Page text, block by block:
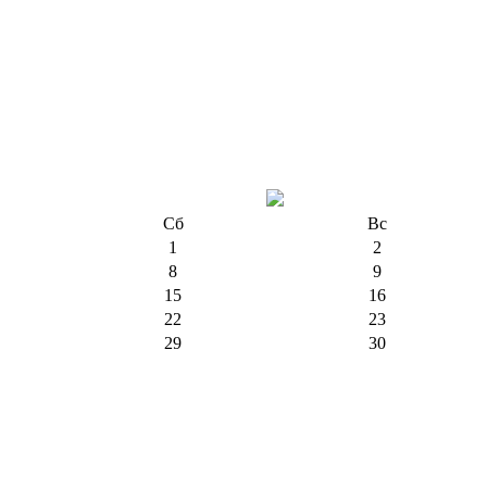
Сб
Вс
1
2
8
9
15
16
22
23
29
30